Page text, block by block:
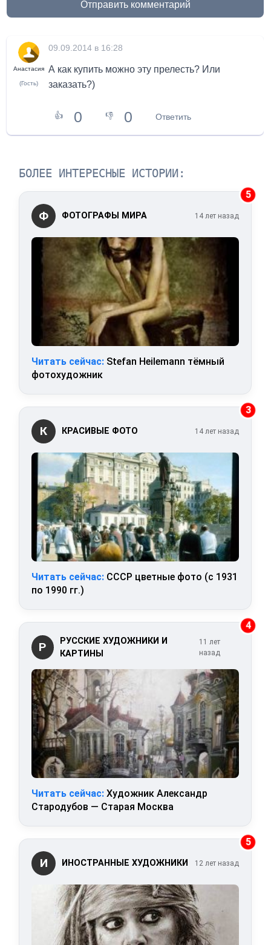
Отправить комментарий
Анастасия
(Гость)
09.09.2014 в 16:28
А как купить можно эту прелесть? Или
заказать?)
👍 0 👎 0 Ответить
БОЛЕЕ ИНТЕРЕСНЫЕ ИСТОРИИ:
5
Ф ФОТОГРАФЫ МИРА 14 лет назад
Читать сейчас: Stefan Heilemann тёмный
фотохудожник
3
К КРАСИВЫЕ ФОТО 14 лет назад
Читать сейчас: СССР цветные фото (с 1931
по 1990 гг.)
4
Р
РУССКИЕ ХУДОЖНИКИ И
КАРТИНЫ
11 лет
назад
Читать сейчас: Художник Александр
Стародубов — Старая Москва
5
И ИНОСТРАННЫЕ ХУДОЖНИКИ 12 лет назад